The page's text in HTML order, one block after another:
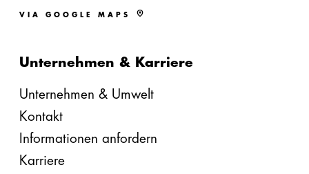
VIA GOOGLE MAPS
Unternehmen & Karriere
Unternehmen & Umwelt
Kontakt
Informationen anfordern
Karriere